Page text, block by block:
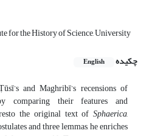
for the History of Science, University
چکیده
English
and Maghribī’s recensions of
their features and
the original text of Sphaerica,
and three lemmas, he enriches